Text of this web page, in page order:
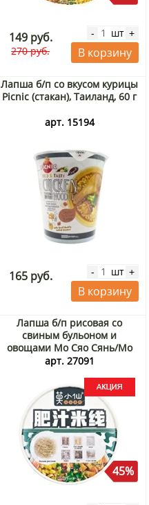
149 руб.
270 руб.
- шт +
В корзину
Лапша б/п со вкусом курицы
Picnic (стакан), Таиланд, 60 г
арт. 15194
165 руб. - шт +
В корзину
Лапша б/п рисовая со
свиным бульоном и
овощами Мо Сяо Сянь/Mo
Xiao Xian, Китай, 113 г Акция
арт. 27091
45%